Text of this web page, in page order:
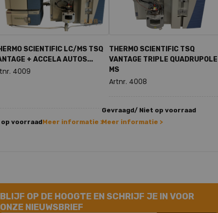
SCIENTIFIC LC/MS TSQ
+ ACCELA AUTOS...
4009
voorraadMeer informatie >
THERMO SCIENTIFIC TSQ
VANTAGE TRIPLE QUADRUPOLE
MS
Artnr. 4008
Gevraagd/ Niet op voorraad
Meer informatie >
BLIJF OP DE HOOGTE EN SCHRIJF JE IN VOOR
ONZE NIEUWSBRIEF